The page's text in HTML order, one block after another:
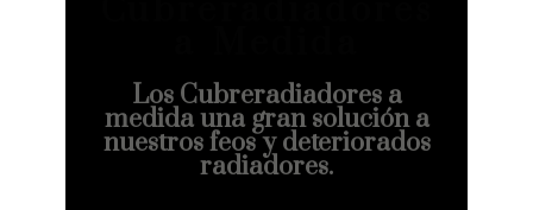
Los Cubreradiadores a
medida una gran solución a
nuestros feos y deteriorados
radiadores.